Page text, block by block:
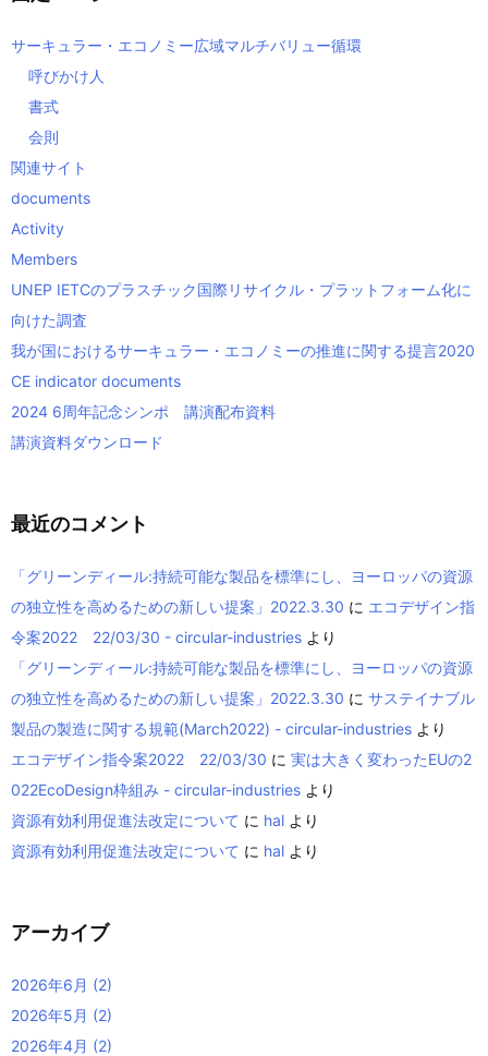
サーキュラー・エコノミー広域マルチバリュー循環
呼びかけ人
書式
会則
関連サイト
documents
Activity
Members
UNEP IETCのプラスチック国際リサイクル・プラットフォーム化に
向けた調査
我が国におけるサーキュラー・エコノミーの推進に関する提言2020
CE indicator documents
2024 6周年記念シンポ 講演配布資料
講演資料ダウンロード
最近のコメント
「グリーンディール:持続可能な製品を標準にし、ヨーロッパの資源
の独立性を高めるための新しい提案」2022.3.30 に エコデザイン指
令案2022 22/03/30 - circular-industries より
「グリーンディール:持続可能な製品を標準にし、ヨーロッパの資源
の独立性を高めるための新しい提案」2022.3.30 に サステイナブル
製品の製造に関する規範(March2022) - circular-industries より
エコデザイン指令案2022 22/03/30 に 実は大きく変わったEUの2
022EcoDesign枠組み - circular-industries より
資源有効利用促進法改定について に hal より
資源有効利用促進法改定について に hal より
アーカイブ
2026年6月 (2)
2026年5月 (2)
2026年4月 (2)